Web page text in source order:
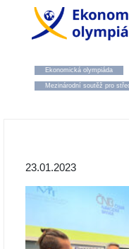
Ekonomická olympiáda
Mezinárodní soutěž pro
23.01.2023